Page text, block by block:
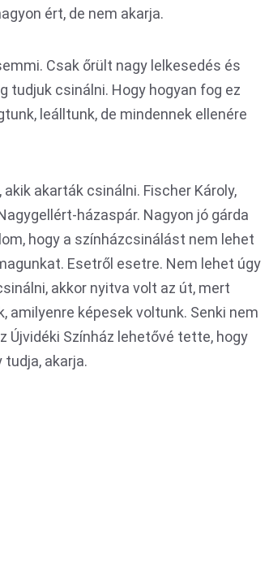
ért, de nem akarja.
Csak őrült nagy lelkesedés és
tudjuk csinálni. Hogy hogyan fog ez
leálltunk, de mindennek ellenére
akarták csinálni. Fischer Károly,
házaspár. Nagyon jó gárda
hogy a színházcsinálást nem lehet
Esetről esetre. Nem lehet úgy
akkor nyitva volt az út, mert
képesek voltunk. Senki nem
Újvidéki Színház lehetővé tette, hogy
akarja.